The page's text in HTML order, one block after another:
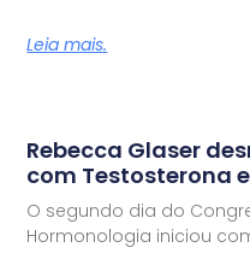
Leia mais.
Rebecca Glaser
com Testosterona
O segundo dia do
Hormonologia iniciou